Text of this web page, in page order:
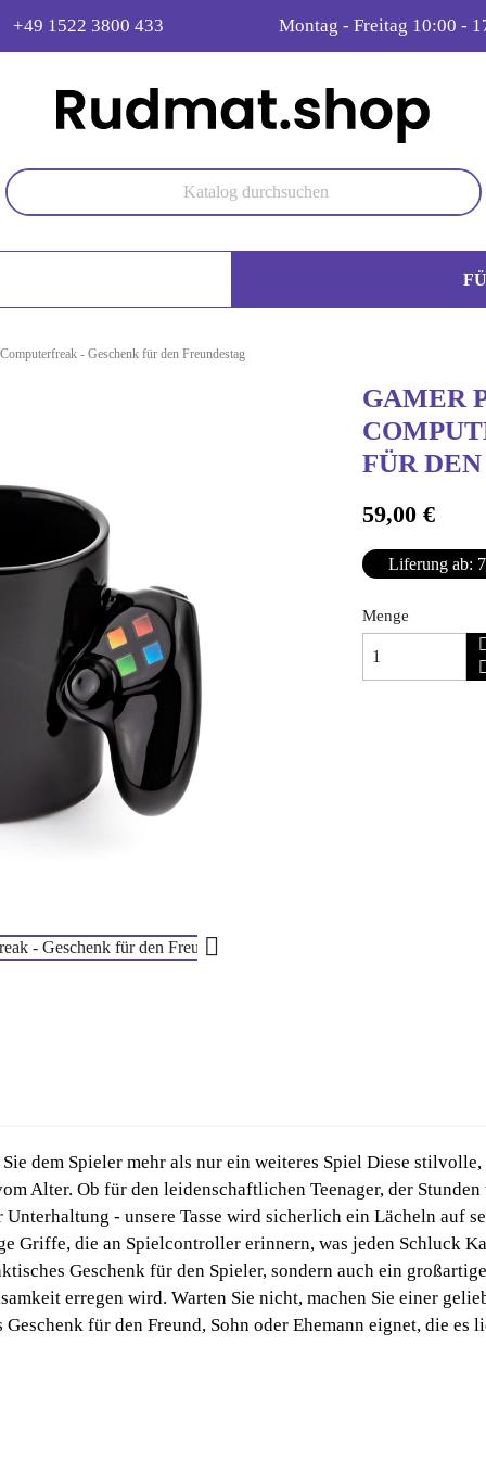
+49 1522 3800 433 Montag - Freitag 10:00 -
- Geschenk für den Freundestag

GAMER
FÜR
59,00 €
Liferung ab:
Menge
dem Spieler mehr als nur ein weiteres Spiel Diese
Alter. Ob für den leidenschaftlichen Teenager, der
Unterhaltung - unsere Tasse wird sicherlich ein Lächeln auf
Griffe, die an Spielcontroller erinnern, was jeden Schluck
Geschenk für den Spieler, sondern auch ein
erregen wird. Warten Sie nicht, machen Sie einer
für den Freund, Sohn oder Ehemann eignet, die